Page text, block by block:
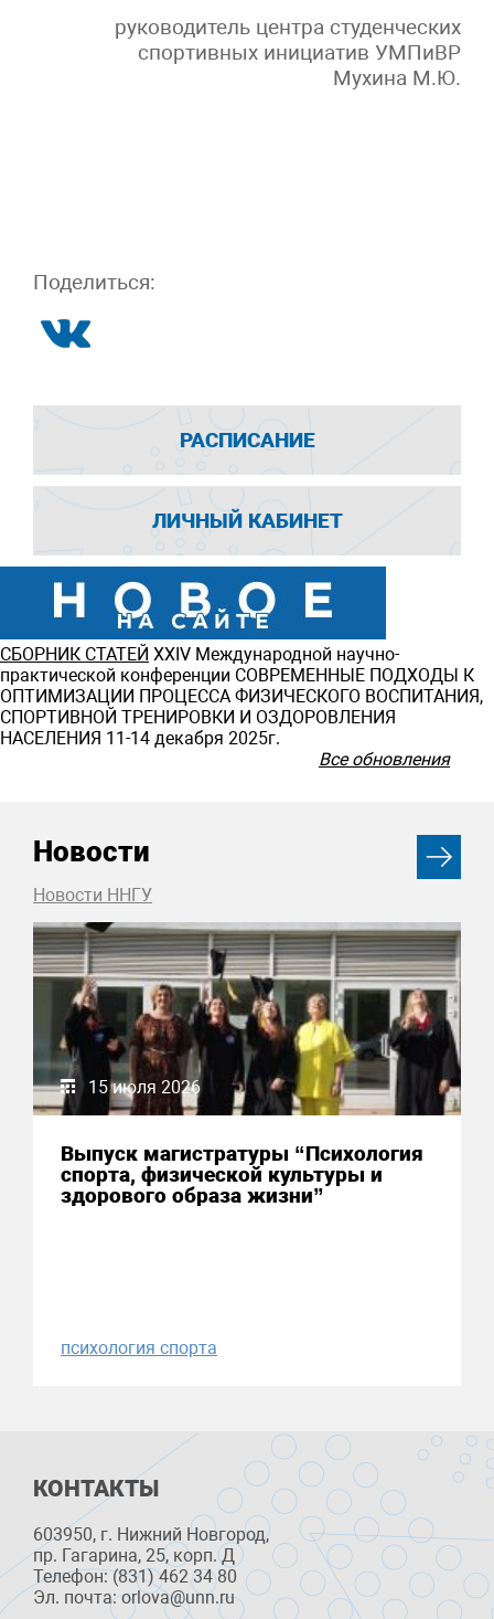
руководитель центра студенческих
спортивных инициатив УМПиВР
Мухина М.Ю.
Поделиться:
РАСПИСАНИЕ
ЛИЧНЫЙ КАБИНЕТ
СБОРНИК СТАТЕЙ ХXIV Международной научно-
практической конференции СОВРЕМЕННЫЕ ПОДХОДЫ К
ОПТИМИЗАЦИИ ПРОЦЕССА ФИЗИЧЕСКОГО ВОСПИТАНИЯ,
СПОРТИВНОЙ ТРЕНИРОВКИ И ОЗДОРОВЛЕНИЯ
НАСЕЛЕНИЯ 11-14 декабря 2025г.
Все обновления
Новости
Новости ННГУ
15 июля 2026
Выпуск магистратуры “Психология
спорта, физической культуры и
здорового образа жизни”
психология спорта
КОНТАКТЫ
603950, г. Нижний Новгород,
пр. Гагарина, 25, корп. Д
Телефон: (831) 462 34 80
Эл. почта: orlova@unn.ru